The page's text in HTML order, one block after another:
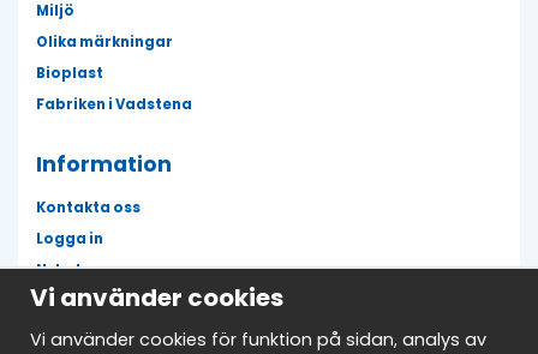
Miljö
Olika märkningar
Bioplast
Fabriken i Vadstena
Information
Kontakta oss
Logga in
Nyheter
Fläckguiden
Mina favoriter
Vi använder cookies
Vi använder cookies för funktion på sidan, analys av